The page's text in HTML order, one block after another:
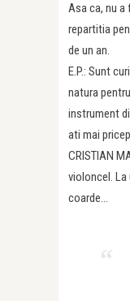
Asa ca, nu
repartitia
de un an.
E.P.: Sunt
natura
instrument
ati mai
CRISTIAN
violoncel. La
coarde…